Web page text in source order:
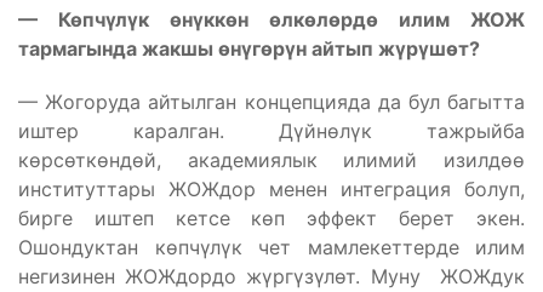
— Көпчүлүк өнүккөн өлкөлөрдө илим ЖОЖ
тармагында жакшы өнүгөрүн айтып жүрүшөт?
— Жогоруда айтылган концепцияда да бул багытта
иштер каралган. Дүйнөлүк тажрыйба
көрсөткөндөй, академиялык илимий изилдөө
институттары ЖОЖдор менен интеграция болуп,
бирге иштеп кетсе көп эффект берет экен.
Ошондуктан көпчүлүк чет мамлекеттерде илим
негизинен ЖОЖдордо жүргүзүлөт. Муну ЖОЖдук